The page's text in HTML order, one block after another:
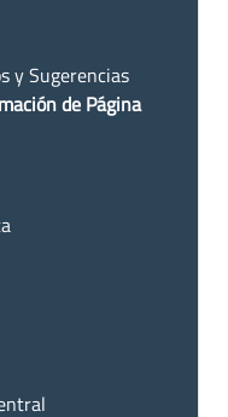
y Sugerencias
de Página